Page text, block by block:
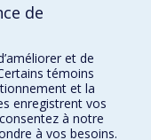
de
et de
témoins
et la
enregistrent vos
à notre
à vos besoins.